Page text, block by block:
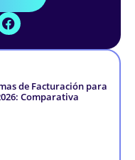
F
a
e
o
o de Facturación para
Comparativa